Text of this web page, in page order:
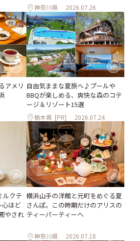
神奈川県 2026.07.26
アメリ 自由気ままな夏旅へ♪プールや
BBQが楽しめる、爽快な森のコテ
ージ＆リゾート15選
栃木県 [PR] 2026.07.24
ルクテ
心ほど
やされ
横浜山手の洋館と元町をめぐる夏
さんぽ。この時期だけのアリスの
ティーパーティーへ
神奈川県 2026.07.18